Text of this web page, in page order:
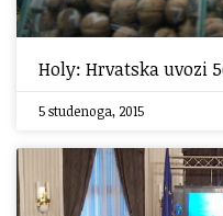
Holy: Hrvatska uvozi
5 studenoga, 2015